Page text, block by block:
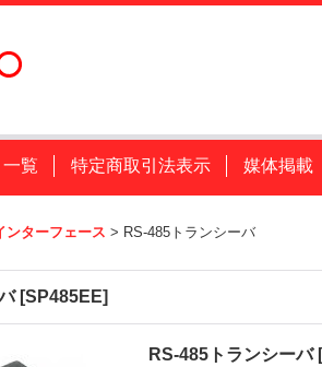
覧 特定商取引法表示 媒体掲載
ンターフェース > RS-485トランシーバ
[SP485EE]
RS-485トランシーバ [